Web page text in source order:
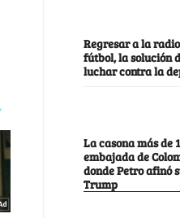
Regresar a la
fútbol, la solución
luchar contra la
La casona más de
embajada de
donde Petro afinó
Trump